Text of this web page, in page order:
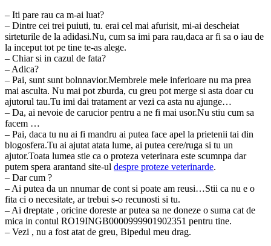
– Iti pare rau ca m-ai luat?
– Dintre cei trei puiuti, tu. erai cel mai afurisit, mi-ai descheiat
sirteturile de la adidasi.Nu, cum sa imi para rau,daca ar fi sa o iau de
la inceput tot pe tine te-as alege.
– Chiar si in cazul de fata?
– Adica?
– Pai, sunt sunt bolnnavior.Membrele mele inferioare nu ma prea
mai asculta. Nu mai pot zburda, cu greu pot merge si asta doar cu
ajutorul tau.Tu imi dai tratament ar vezi ca asta nu ajunge…
– Da, ai nevoie de carucior pentru a ne fi mai usor.Nu stiu cum sa
facem …
– Pai, daca tu nu ai fi mandru ai putea face apel la prietenii tai din
blogosfera.Tu ai ajutat atata lume, ai putea cere/ruga si tu un
ajutor.Toata lumea stie ca o proteza veterinara este scumnpa dar
putem spera arantand site-ul despre proteze veterinarde.
– Dar cum ?
– Ai putea da un nnumar de cont si poate am reusi…Stii ca nu e o
fita ci o necesitate, ar trebui s-o recunosti si tu.
– Ai dreptate , oricine doreste ar putea sa ne doneze o suma cat de
mica in contul RO19INGB0000999901902351 pentru tine.
– Vezi , nu a fost atat de greu, Bipedul meu drag.